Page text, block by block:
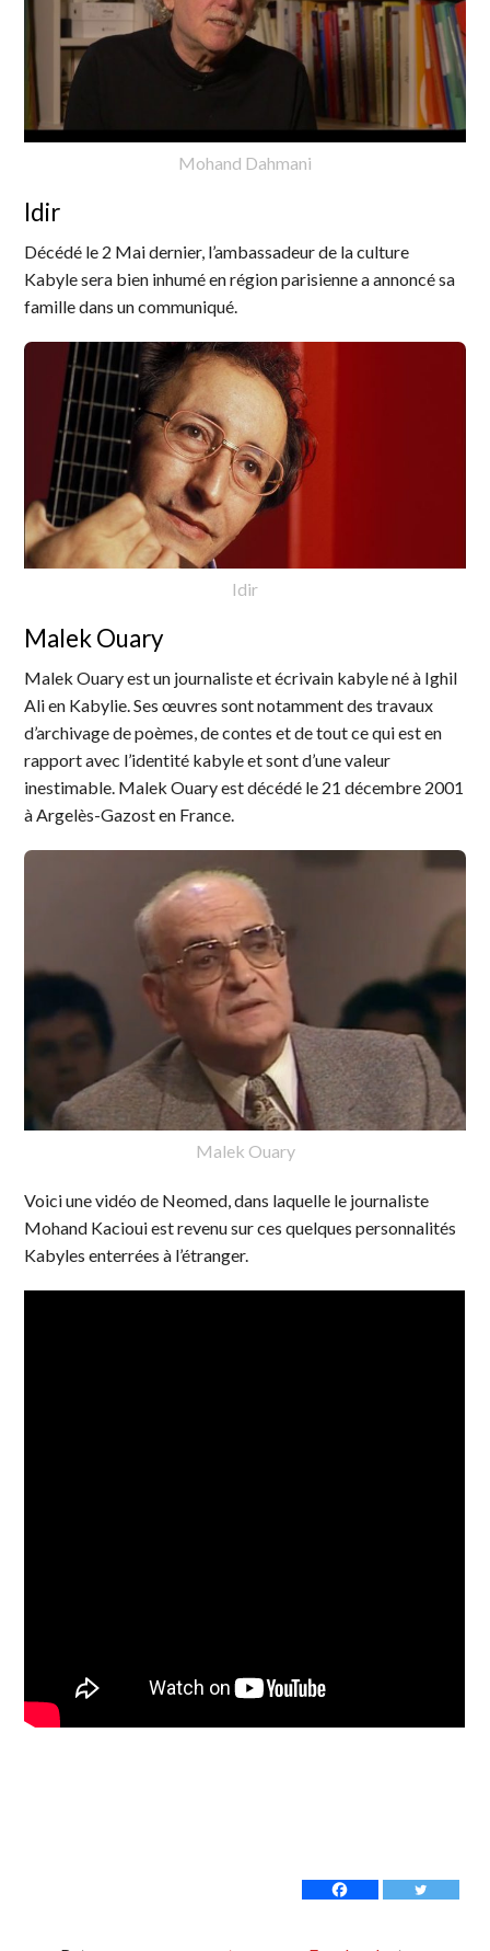
Mohand Dahmani
Idir
Décédé le 2 Mai dernier, l’ambassadeur de la culture
Kabyle sera bien inhumé en région parisienne a annoncé sa
famille dans un communiqué.
Idir
Malek Ouary
Malek Ouary est un journaliste et écrivain kabyle né à Ighil
Ali en Kabylie. Ses œuvres sont notamment des travaux
d’archivage de poèmes, de contes et de tout ce qui est en
rapport avec l’identité kabyle et sont d’une valeur
inestimable. Malek Ouary est décédé le 21 décembre 2001
à Argelès-Gazost en France.
Malek Ouary
Voici une vidéo de Neomed, dans laquelle le journaliste
Mohand Kacioui est revenu sur ces quelques personnalités
Kabyles enterrées à l’étranger.